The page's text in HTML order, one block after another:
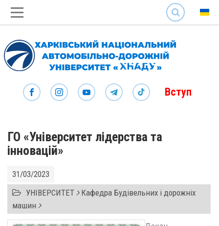
SEARCH
Вступ
ГО «Університет лідерства та
інновацій»
31/03/2023
УНІВЕРСИТЕТ Кафедра Будівельних і дорожніх
машин